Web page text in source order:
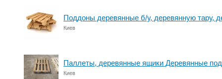
Поддоны деревянные б/у, деревянную тару,
Киев
Паллеты, деревянные ящики Деревянные
Киев